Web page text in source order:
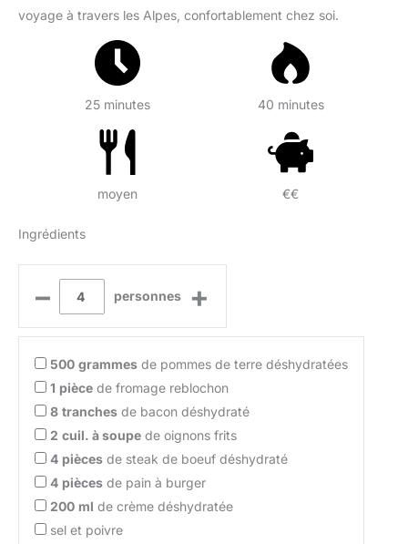
voyage à travers les Alpes, confortablement chez soi.
25 minutes 40 minutes
moyen €€
Ingrédients
– personnes +
500 grammes de pommes de terre déshydratées
1 pièce de fromage reblochon
8 tranches de bacon déshydraté
2 cuil. à soupe de oignons frits
4 pièces de steak de boeuf déshydraté
4 pièces de pain à burger
200 ml de crème déshydratée
sel et poivre